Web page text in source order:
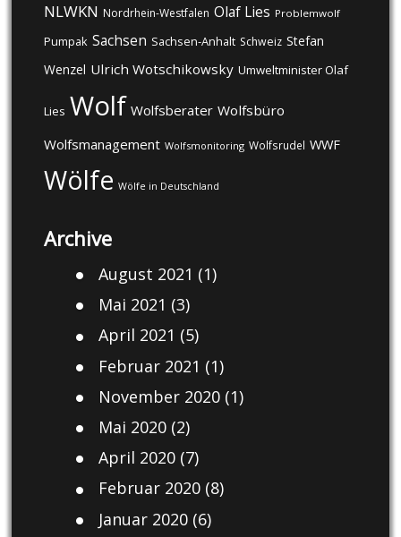
NLWKN Nordrhein-Westfalen Olaf Lies Problemwolf
Pumpak Sachsen Sachsen-Anhalt Schweiz Stefan
Wenzel Ulrich Wotschikowsky Umweltminister Olaf
Lies Wolf Wolfsberater Wolfsbüro
Wolfsmanagement Wolfsmonitoring Wolfsrudel WWF
Wölfe Wölfe in Deutschland
Archive
August 2021 (1)
Mai 2021 (3)
April 2021 (5)
Februar 2021 (1)
November 2020(1)
Mai 2020(2)
April 2020(7)
Februar 2020(8)
Januar 2020(6)